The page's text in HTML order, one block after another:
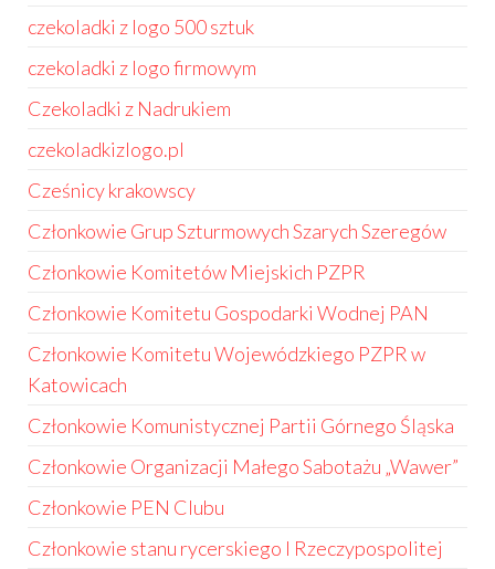
czekoladki z logo 500 sztuk
czekoladki z logo firmowym
Czekoladki z Nadrukiem
czekoladkizlogo.pl
Cześnicy krakowscy
Członkowie Grup Szturmowych Szarych Szeregów
Członkowie Komitetów Miejskich PZPR
Członkowie Komitetu Gospodarki Wodnej PAN
Członkowie Komitetu Wojewódzkiego PZPR w
Katowicach
Członkowie Komunistycznej Partii Górnego Śląska
Członkowie Organizacji Małego Sabotażu „Wawer”
Członkowie PEN Clubu
Członkowie stanu rycerskiego I Rzeczypospolitej